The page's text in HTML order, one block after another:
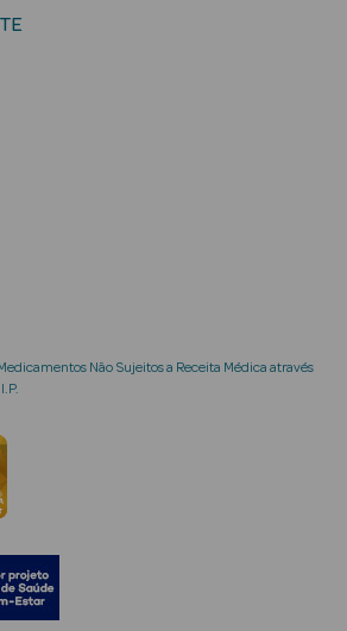
Não Sujeitos a Receita Médica através